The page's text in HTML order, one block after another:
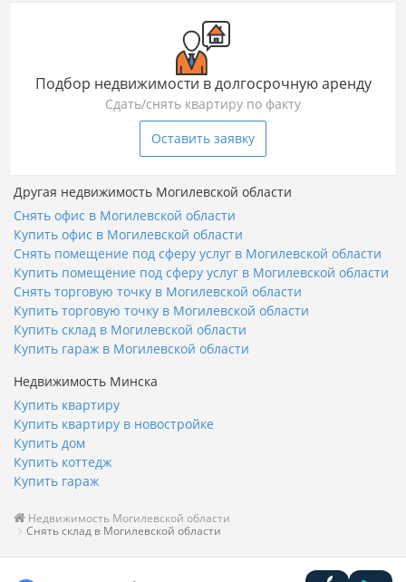
Подбор недвижимости в долгосрочную аренду
Сдать/снять квартиру по факту
Оставить заявку
Другая недвижимость Могилевской области
Снять офис в Могилевской области
Купить офис в Могилевской области
Снять помещение под сферу услуг в Могилевской области
Купить помещение под сферу услуг в Могилевской области
Снять торговую точку в Могилевской области
Купить торговую точку в Могилевской области
Купить склад в Могилевской области
Купить гараж в Могилевской области
Недвижимость Минска
Купить квартиру
Купить квартиру в новостройке
Купить дом
Купить коттедж
Купить гараж
Недвижимость Могилевской области
Снять склад в Могилевской области